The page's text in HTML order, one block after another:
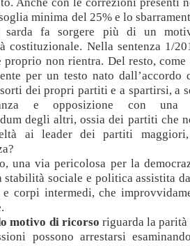
minima del 25% e lo
sarda fa sorgere più di un
costituzionale. Nella sentenza 1/
proprio non rientra. Del resto, come
per un testo nato dall’accordo
dei propri partiti e a spartirsi, a
e opposizione con una
degli altri, ossia dei partiti che
ai leader dei partiti
una via pericolosa per la
stabilità sociale e politica assistita
e corpi intermedi, che
motivo di ricorso riguarda la
possono arrestarsi